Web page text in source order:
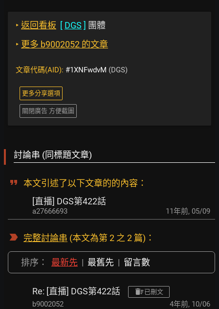
‣ 返回看板 [ DGS ] 團體
‣ 更多 b9002052 的文章
文章代碼(AID): #1XNFwdvM (DGS)
更多分享選項
關閉廣告 方便截圖
討論串 (同標題文章)
本文引述了以下文章的的內容：
[直播] DGS第422話
a27666693 11年前, 05/09
完整討論串 (本文為第 2 之 2 篇)：
排序： 最新先 | 最舊先 | 留言數
Re: [直播] DGS第422話 已刪文
b9002052 4年前, 10/06